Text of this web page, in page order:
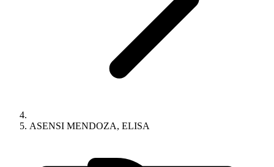
ASENSI MENDOZA, ELISA